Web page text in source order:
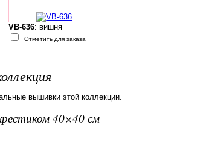
VB-636: вишня
Отметить для заказа
вышивки этой коллекции.
40×40 см